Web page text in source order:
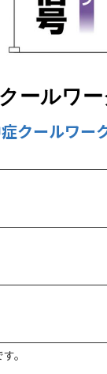
ールワ
クールワー
。